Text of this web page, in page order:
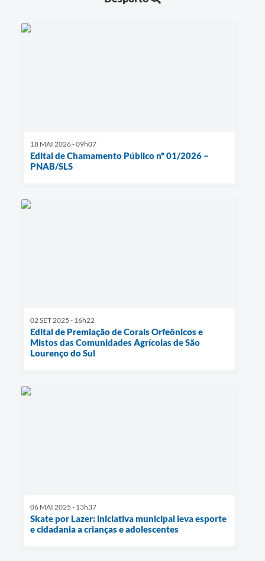
18 MAI 2026 - 09h07
Edital de Chamamento Público nº 01/2026 –
PNAB/SLS
02 SET 2025 - 16h22
Edital de Premiação de Corais Orfeônicos e
Mistos das Comunidades Agrícolas de São
Lourenço do Sul
06 MAI 2025 - 13h37
Skate por Lazer: iniciativa municipal leva esporte
e cidadania a crianças e adolescentes